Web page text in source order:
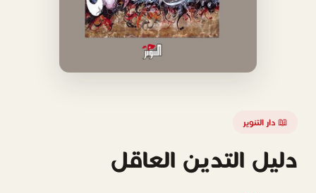
📖 دار التنوير
دليل التدين العاقل